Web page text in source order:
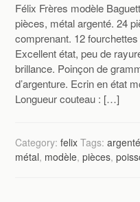
Félix Frères modèle
pièces, métal argenté. 24
comprenant. 12
Excellent état, peu de
brillance. Poinçon de
d’argenture. Ecrin en état
Longueur couteau : […]
Category:felix Tags:argenté
métal, modèle,pièces,